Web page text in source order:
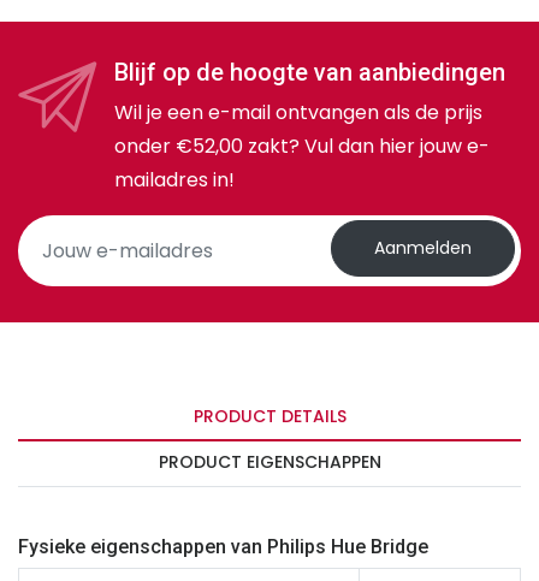
Blijf op de hoogte van aanbiedingen
Wil je een e-mail ontvangen als de prijs
onder €52,00 zakt? Vul dan hier jouw e-
mailadres in!
Aanmelden
PRODUCT DETAILS
PRODUCT EIGENSCHAPPEN
Fysieke eigenschappen van Philips Hue Bridge